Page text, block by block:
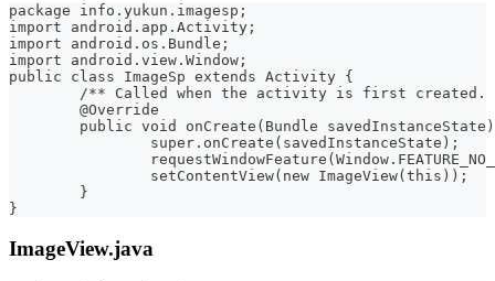
package info.yukun.imagesp;
import android.app.Activity;
import android.os.Bundle;
import android.view.Window;
public class ImageSp extends Activity {
/** Called when the activity is first created.
	@Override
public void onCreate(Bundle
		super.onCreate(savedInstanceState);
		setContentView(new ImageView(this));
	}
}
ImageView.java